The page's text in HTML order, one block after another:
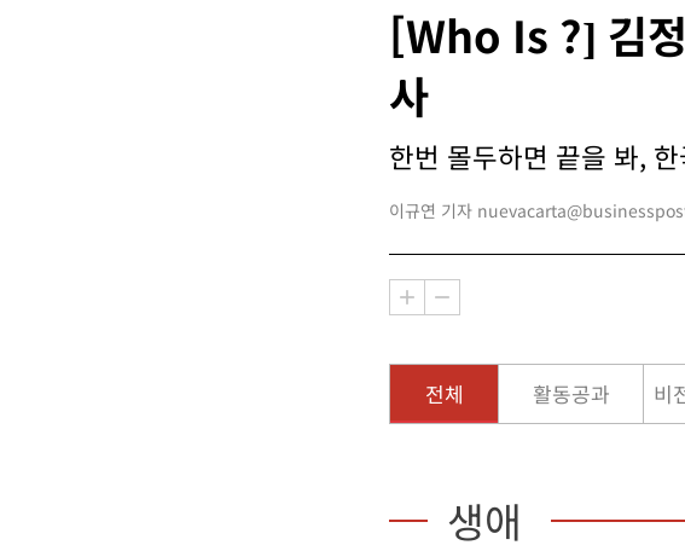
[Who Is ?] 김
사
한번 몰두하면 끝을 봐,
이규연 기자
전체 활동공과 비
생애